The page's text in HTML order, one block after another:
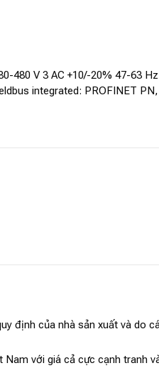
480 V 3 AC +10/-20% 47-63
integrated: PROFINET
định của nhà sản xuất và do
Nam với giá cả cực cạnh tranh